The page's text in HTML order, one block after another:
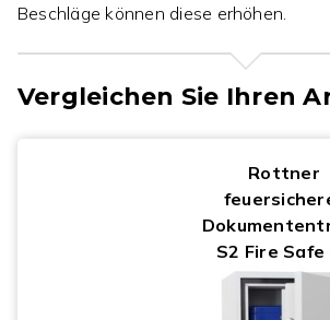
Beschläge können diese erhöhen.
Vergleichen Sie Ihren
Rottner
S2 Fire Safe